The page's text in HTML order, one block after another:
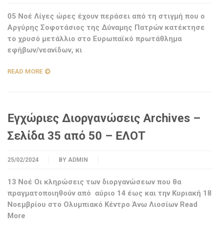
05 Νοέ Λίγες ώρες έχουν περάσει από τη στιγμή που ο
Αργύρης Σοφοτάσιος της Δύναμης Πατρών κατέκτησε
το χρυσό μετάλλιο στο Ευρωπαϊκό πρωτάθλημα
εφήβων/νεανίδων, κι
READ MORE
Εγχώριες Διοργανώσεις Archives –
Σελίδα 35 από 50 – ΕΛΟΤ
25/02/2024 BY ADMIN
13 Νοέ Οι κληρώσεις των διοργανώσεων που θα
πραγματοποιηθούν από αύριο 14 έως και την Κυριακή 18
Νοεμβρίου στο Ολυμπιακό Κέντρο Άνω Λιοσίων Read
More